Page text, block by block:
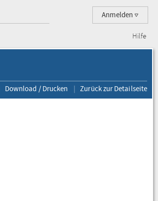
Anmelden
Hilfe
Download / Drucken Zurück zur Detailseite